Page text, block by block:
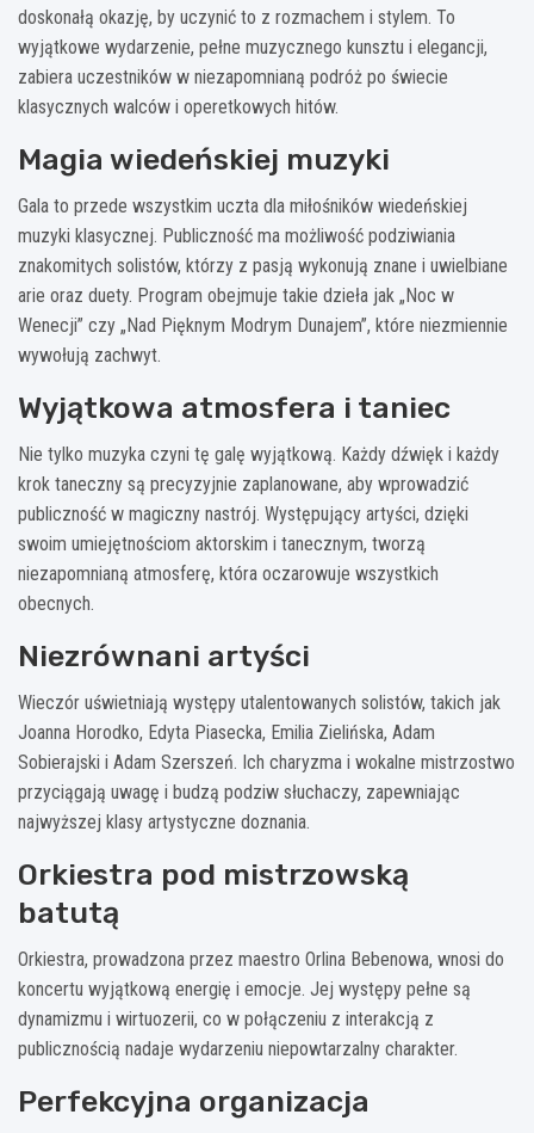
doskonałą okazję, by uczynić to z rozmachem i stylem. To
wyjątkowe wydarzenie, pełne muzycznego kunsztu i elegancji,
zabiera uczestników w niezapomnianą podróż po świecie
klasycznych walców i operetkowych hitów.
Magia wiedeńskiej muzyki
Gala to przede wszystkim uczta dla miłośników wiedeńskiej
muzyki klasycznej. Publiczność ma możliwość podziwiania
znakomitych solistów, którzy z pasją wykonują znane i uwielbiane
arie oraz duety. Program obejmuje takie dzieła jak „Noc w
Wenecji” czy „Nad Pięknym Modrym Dunajem”, które niezmiennie
wywołują zachwyt.
Wyjątkowa atmosfera i taniec
Nie tylko muzyka czyni tę galę wyjątkową. Każdy dźwięk i każdy
krok taneczny są precyzyjnie zaplanowane, aby wprowadzić
publiczność w magiczny nastrój. Występujący artyści, dzięki
swoim umiejętnościom aktorskim i tanecznym, tworzą
niezapomnianą atmosferę, która oczarowuje wszystkich
obecnych.
Niezrównani artyści
Wieczór uświetniają występy utalentowanych solistów, takich jak
Joanna Horodko, Edyta Piasecka, Emilia Zielińska, Adam
Sobierajski i Adam Szerszeń. Ich charyzma i wokalne mistrzostwo
przyciągają uwagę i budzą podziw słuchaczy, zapewniając
najwyższej klasy artystyczne doznania.
Orkiestra pod mistrzowską
batutą
Orkiestra, prowadzona przez maestro Orlina Bebenowa, wnosi do
koncertu wyjątkową energię i emocje. Jej występy pełne są
dynamizmu i wirtuozerii, co w połączeniu z interakcją z
publicznością nadaje wydarzeniu niepowtarzalny charakter.
Perfekcyjna organizacja